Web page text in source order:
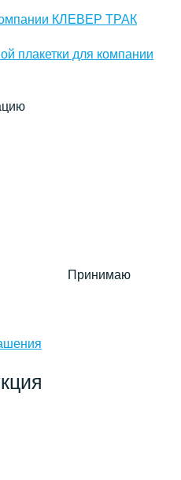
КЛЕВЕР ТРАК
плакетки для компании
Принимаю